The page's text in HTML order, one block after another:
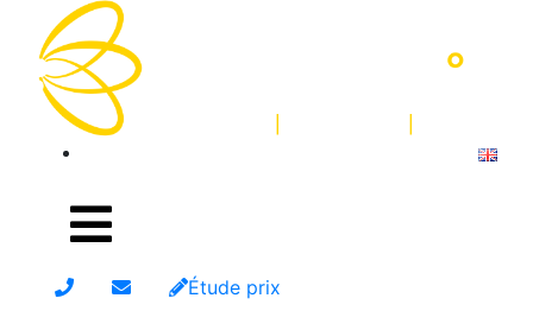
Étude prix